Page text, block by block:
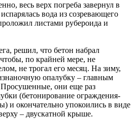
весь верх погреба завернул в
вода из созревающего
листами рубероида и
решил, что бетон набрал
по крайней мере, не
не трогал его месяц. На зиму,
опалубку – главным
они еще раз
(бетонирование ограждения-
и окончательно упокоились в виде
– двускатной крыше.